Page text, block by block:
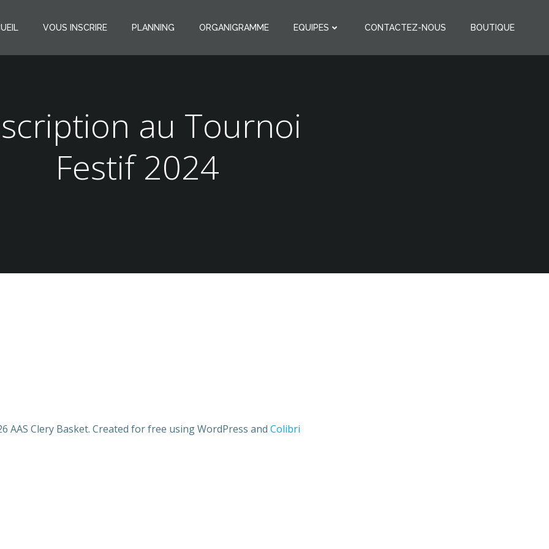
VOUS INSCRIRE PLANNING ORGANIGRAMME EQUIPES CONTACTEZ-NOUS BOUTIQUE
au Tournoi
Festif 2024
AAS Clery Basket. Created for free using WordPress and Colibri